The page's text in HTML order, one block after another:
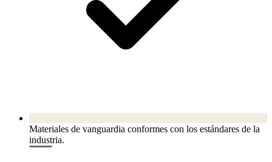
Materiales de vanguardia conformes con los estándares de la
industria.